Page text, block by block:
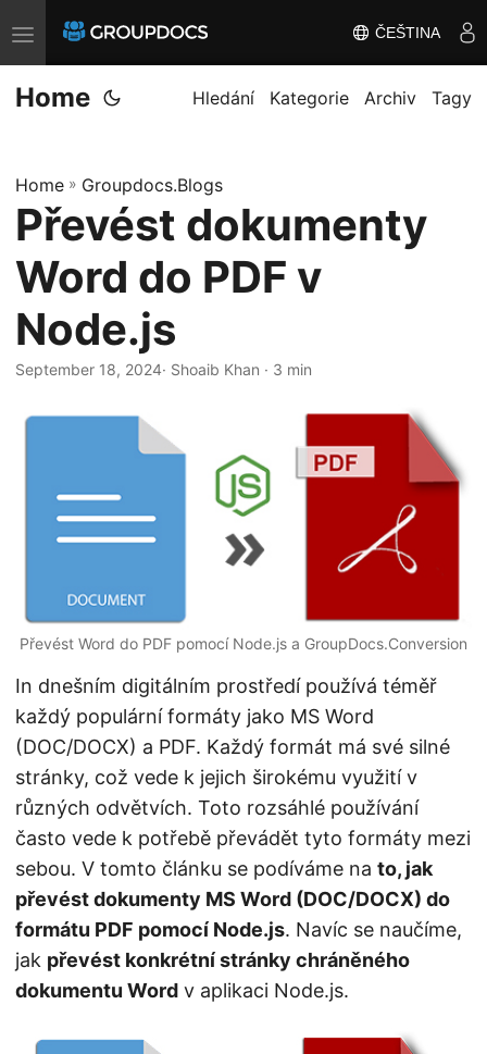
T
o
g
e
n
v
i
g
a
ČEŠTINA
Home Hledání Kategorie Archiv Tagy
Home » Groupdocs.Blogs
Převést dokumenty
Word do PDF v
Node.js
September 18, 2024· Shoaib Khan · 3 min
Převést Word do PDF pomocí Node.js a GroupDocs.Conversion
In dnešním digitálním prostředí používá téměř
každý populární formáty jako MS Word
(DOC/DOCX) a PDF. Každý formát má své silné
stránky, což vede k jejich širokému využití v
různých odvětvích. Toto rozsáhlé používání
často vede k potřebě převádět tyto formáty mezi
sebou. V tomto článku se podíváme na to, jak
převést dokumenty MS Word (DOC/DOCX) do
formátu PDF pomocí Node.js. Navíc se naučíme,
jak převést konkrétní stránky chráněného
dokumentu Word v aplikaci Node.js.